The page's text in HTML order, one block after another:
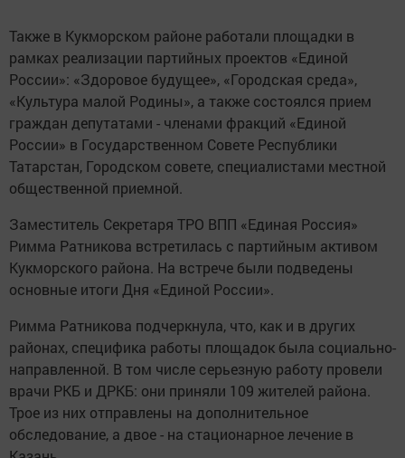
Также в Кукморском районе работали площадки в
рамках реализации партийных проектов «Единой
России»: «Здоровое будущее», «Городская среда»,
«Культура малой Родины», а также состоялся прием
граждан депутатами - членами фракций «Единой
России» в Государственном Совете Республики
Татарстан, Городском совете, специалистами местной
общественной приемной.
Заместитель Секретаря ТРО ВПП «Единая Россия»
Римма Ратникова встретилась с партийным активом
Кукморского района. На встрече были подведены
основные итоги Дня «Единой России».
Римма Ратникова подчеркнула, что, как и в других
районах, специфика работы площадок была социально-
направленной. В том числе серьезную работу провели
врачи РКБ и ДРКБ: они приняли 109 жителей района.
Трое из них отправлены на дополнительное
обследование, а двое - на стационарное лечение в